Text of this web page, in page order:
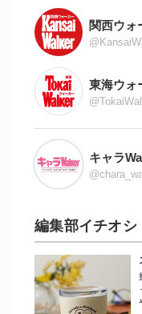
関西ウォ
東海ウォ
キャラ
編集部イチオシ